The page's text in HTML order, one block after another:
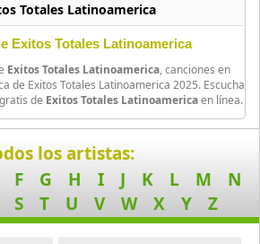
Totales Latinoamerica
Totales Latinoamerica
Latinoamerica
Totales Latinoamerica
Totales Latinoamerica
Exitos Totales Latinoamerica
A QUERER -Exitos Totales
Exitos Totales Latinoamerica
Exitos Totales Latinoamerica, canciones en
de Exitos Totales Latinoamerica 2025. Escucha
de Exitos Totales Latinoamericaen línea.
los artistas:
F G H I J K L M
N
S T U V W X Y Z